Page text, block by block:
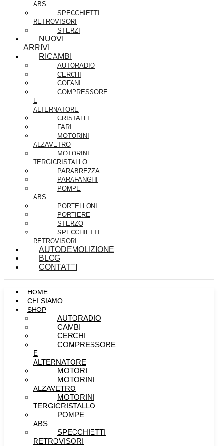
ABS
SPECCHIETTI
RETROVISORI
STERZI
NUOVI
ARRIVI
RICAMBI
AUTORADIO
CERCHI
COFANI
COMPRESSORE
E
ALTERNATORE
CRISTALLI
FARI
MOTORINI
ALZAVETRO
MOTORINI
TERGICRISTALLO
PARABREZZA
PARAFANGHI
POMPE
ABS
PORTELLONI
PORTIERE
STERZO
SPECCHIETTI
RETROVISORI
AUTODEMOLIZIONE
BLOG
CONTATTI
HOME
CHI SIAMO
SHOP
AUTORADIO
CAMBI
CERCHI
COMPRESSORE
E
ALTERNATORE
MOTORI
MOTORINI
ALZAVETRO
MOTORINI
TERGICRISTALLO
POMPE
ABS
SPECCHIETTI
RETROVISORI